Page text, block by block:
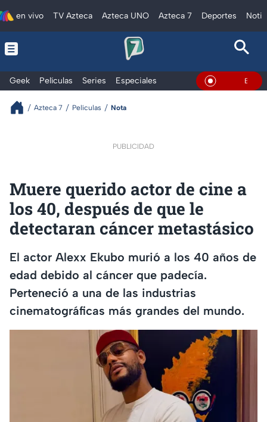
en vivo TV Azteca Azteca UNO Azteca 7 Deportes
Geek Películas Series Especiales En Vivo
Azteca 7 Películas Nota
PUBLICIDAD
Muere querido actor de cine a
los 40, después de que le
detectaran cáncer metastásico
El actor Alexx Ekubo murió a los 40 años de
edad debido al cáncer que padecía.
Perteneció a una de las industrias
cinematográficas más grandes del mundo.